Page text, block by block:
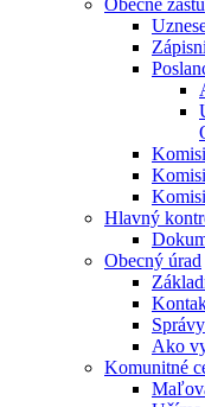
Obecné
Hlavný
Obecný úrad
Správy
Ako
Komunitné